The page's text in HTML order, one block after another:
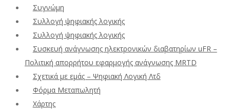
Συγνώμη
Συλλογή ψηφιακής λογικής
Συλλογή ψηφιακής λογικής
Συσκευή ανάγνωσης ηλεκτρονικών διαβατηρίων uFR –
Πολιτική απορρήτου εφαρμογής ανάγνωσης MRTD
Σχετικά με εμάς – Ψηφιακή Λογική Λτδ
Φόρμα Μεταπωλητή
Χάρτης